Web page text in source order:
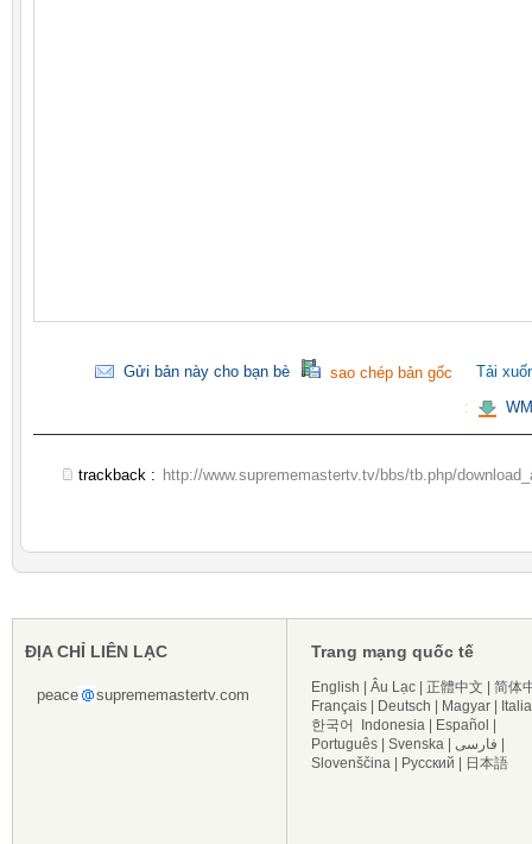
Gửi bản này cho bạn bè sao chép bản gốc
Tải
:
trackback : http://www.suprememastertv.tv/bbs/tb.php/
ĐỊA CHỈ LIÊN LẠC
peace suprememastertv.com
Trang mạng quốc tế
English Âu Lạc 正體中文
简体
Français
Deutsch Magyar
한국어
Indonesia Español
Português
Svenska فارسی
Slovenščina
Русский 日本語